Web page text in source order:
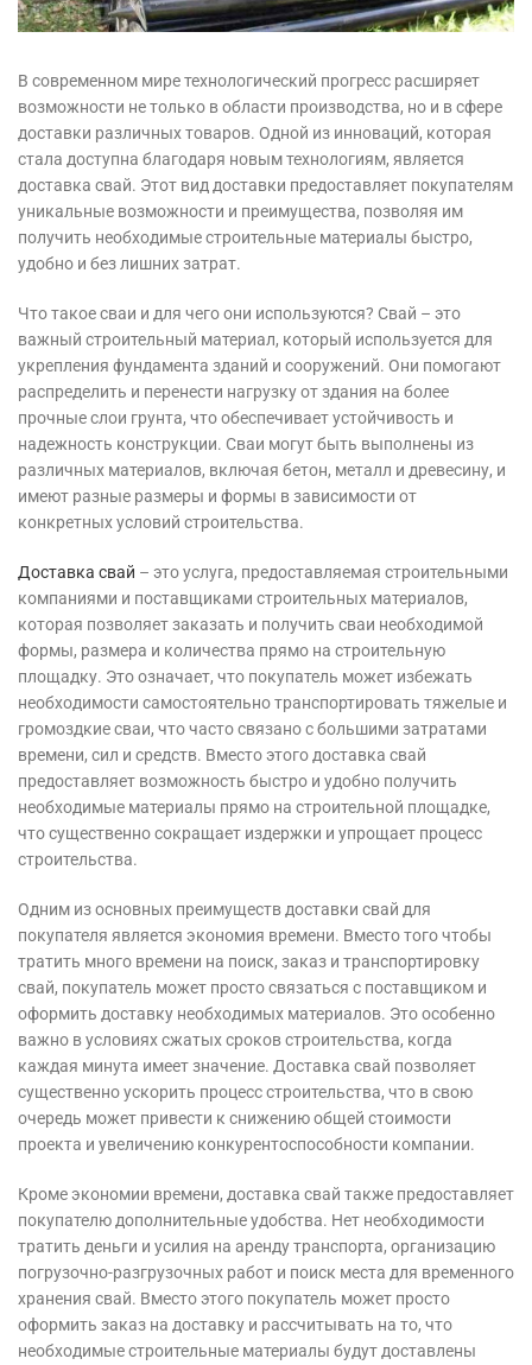
В современном мире технологический прогресс расширяет
возможности не только в области производства, но и в сфере
доставки различных товаров. Одной из инноваций, которая
стала доступна благодаря новым технологиям, является
доставка свай. Этот вид доставки предоставляет покупателям
уникальные возможности и преимущества, позволяя им
получить необходимые строительные материалы быстро,
удобно и без лишних затрат.
Что такое сваи и для чего они используются? Свай – это
важный строительный материал, который используется для
укрепления фундамента зданий и сооружений. Они помогают
распределить и перенести нагрузку от здания на более
прочные слои грунта, что обеспечивает устойчивость и
надежность конструкции. Сваи могут быть выполнены из
различных материалов, включая бетон, металл и древесину, и
имеют разные размеры и формы в зависимости от
конкретных условий строительства.
Доставка свай – это услуга, предоставляемая строительными
компаниями и поставщиками строительных материалов,
которая позволяет заказать и получить сваи необходимой
формы, размера и количества прямо на строительную
площадку. Это означает, что покупатель может избежать
необходимости самостоятельно транспортировать тяжелые и
громоздкие сваи, что часто связано с большими затратами
времени, сил и средств. Вместо этого доставка свай
предоставляет возможность быстро и удобно получить
необходимые материалы прямо на строительной площадке,
что существенно сокращает издержки и упрощает процесс
строительства.
Одним из основных преимуществ доставки свай для
покупателя является экономия времени. Вместо того чтобы
тратить много времени на поиск, заказ и транспортировку
свай, покупатель может просто связаться с поставщиком и
оформить доставку необходимых материалов. Это особенно
важно в условиях сжатых сроков строительства, когда
каждая минута имеет значение. Доставка свай позволяет
существенно ускорить процесс строительства, что в свою
очередь может привести к снижению общей стоимости
проекта и увеличению конкурентоспособности компании.
Кроме экономии времени, доставка свай также предоставляет
покупателю дополнительные удобства. Нет необходимости
тратить деньги и усилия на аренду транспорта, организацию
погрузочно-разгрузочных работ и поиск места для временного
хранения свай. Вместо этого покупатель может просто
оформить заказ на доставку и рассчитывать на то, что
необходимые строительные материалы будут доставлены